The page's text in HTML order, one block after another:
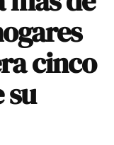
cinco
su